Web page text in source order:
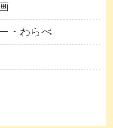
・わらべ